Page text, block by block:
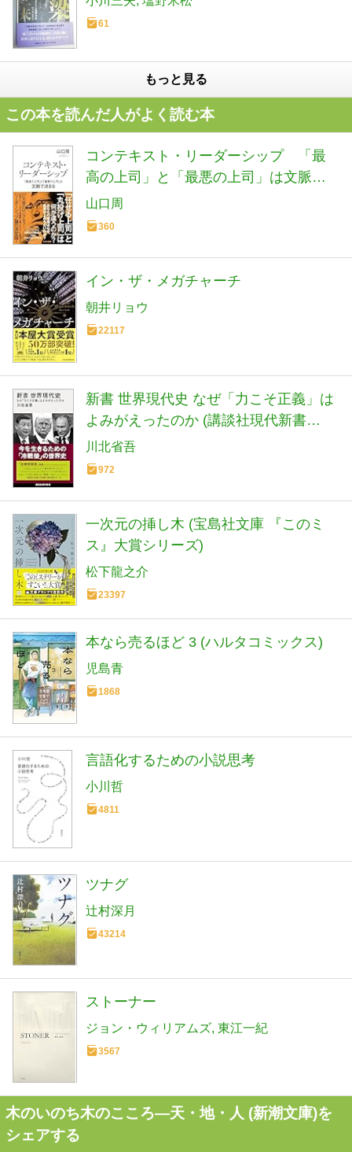
61
もっと見る
この本を読んだ人がよく読む本
コンテキスト・リーダーシップ 「最
高の上司」と「最悪の上司」は文脈で
決まる (光文社新書 1406)
山口周
360
イン・ザ・メガチャーチ
朝井リョウ
22117
新書 世界現代史 なぜ「力こそ正義」は
よみがえったのか (講談社現代新書
2798)
川北省吾
972
一次元の挿し木 (宝島社文庫 『このミ
ス』大賞シリーズ)
松下龍之介
23397
本なら売るほど 3 (ハルタコミックス)
児島青
1868
言語化するための小説思考
小川哲
4811
ツナグ
辻村深月
43214
ストーナー
ジョン・ウィリアムズ 東江一紀
3567
木のいのち木のこころ―天・地・人 (新潮文庫)を
シェアする